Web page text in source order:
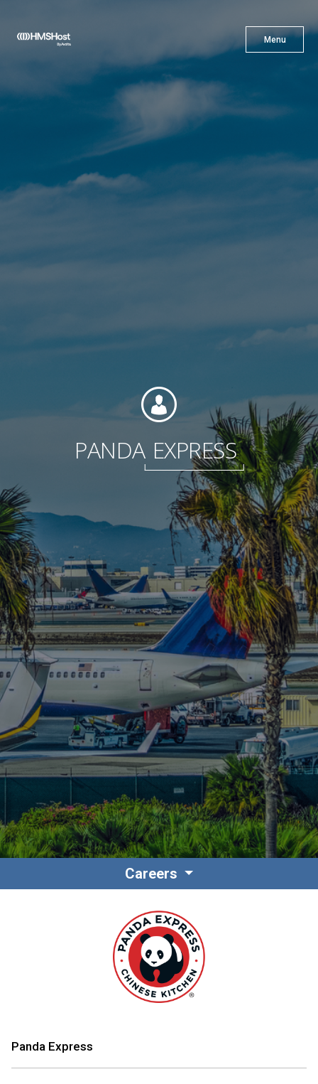
Menu
X
Innovación
Fundación
Sustentabilidad
Acerca de
Noticias
Contacto
Colaboradores
Norteamérica
Internacional
PANDA EXPRESS
Careers
Panda Express